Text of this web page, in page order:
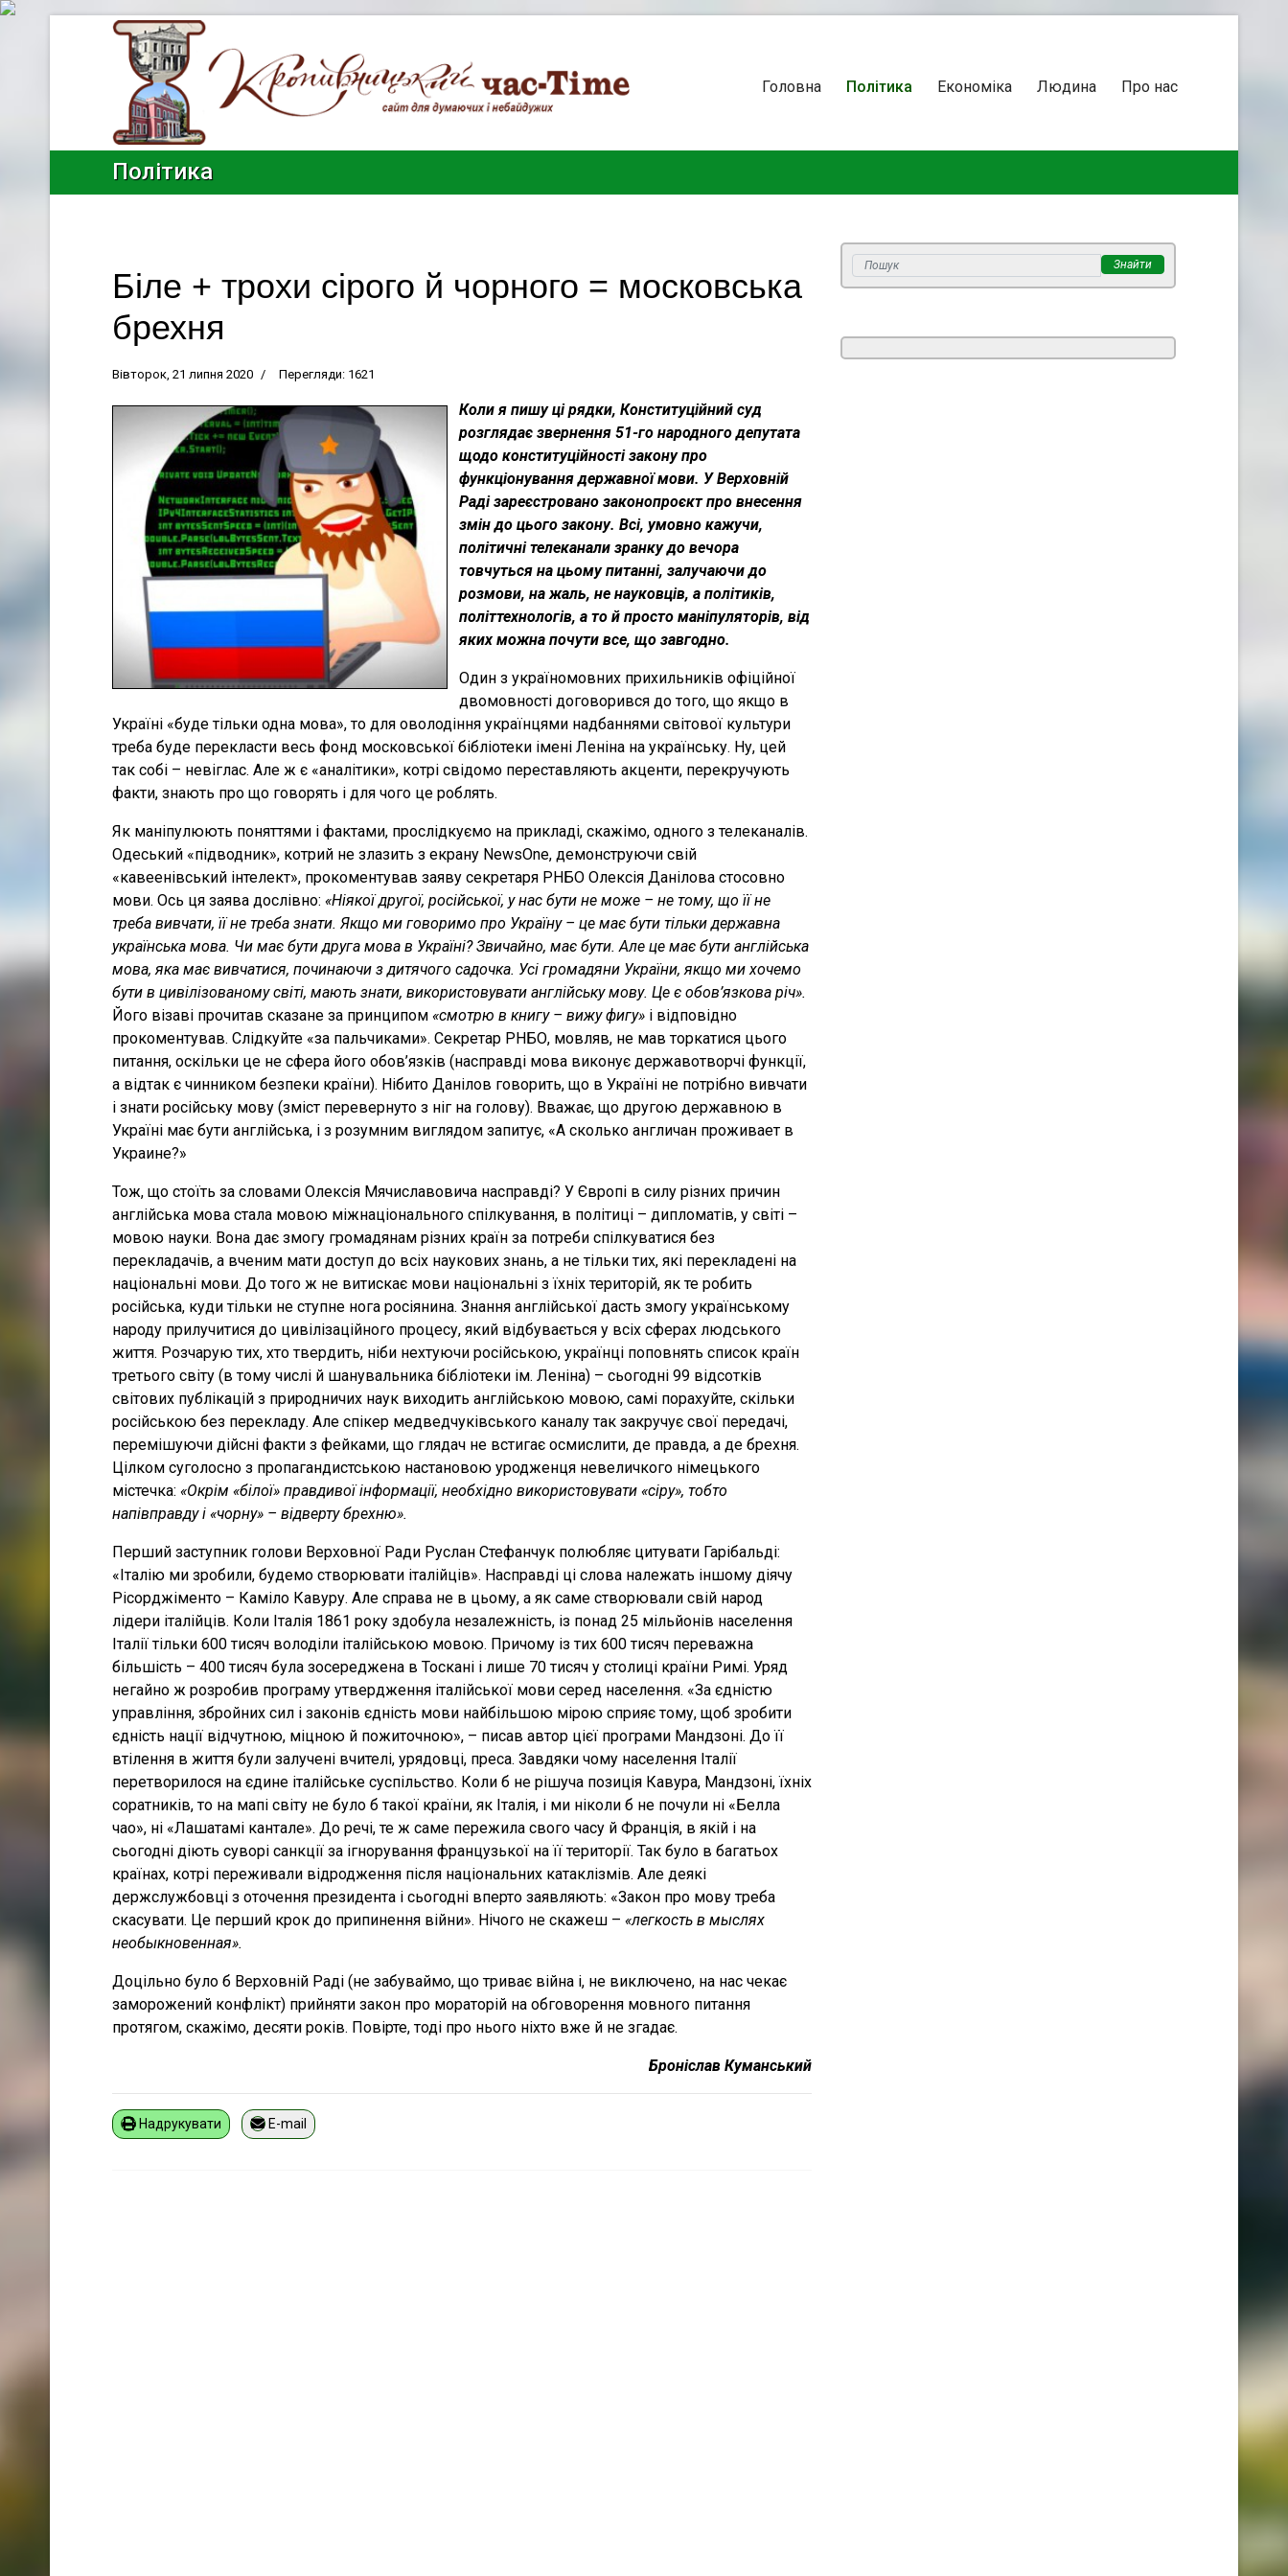
Головна Політика Економіка Людина Про нас
Політика
Біле + трохи сірого й чорного = московська
брехня
Вівторок, 21 липня 2020 Перегляди: 1621
Коли я пишу ці рядки, Конституційний суд
розглядає звернення 51-го народного депутата
щодо конституційності закону про
функціонування державної мови. У Верховній
Раді зареєстровано законопроєкт про внесення
змін до цього закону. Всі, умовно кажучи,
політичні телеканали зранку до вечора
товчуться на цьому питанні, залучаючи до
розмови, на жаль, не науковців, а політиків,
політтехнологів, а то й просто маніпуляторів, від
яких можна почути все, що завгодно.
Один з україномовних прихильників офіційної
двомовності договорився до того, що якщо в
Україні «буде тільки одна мова», то для оволодіння українцями надбаннями світової культури
треба буде перекласти весь фонд московської бібліотеки імені Леніна на українську. Ну, цей
так собі – невіглас. Але ж є «аналітики», котрі свідомо переставляють акценти, перекручують
факти, знають про що говорять і для чого це роблять.
Як маніпулюють поняттями і фактами, прослідкуємо на прикладі, скажімо, одного з телеканалів.
Одеський «підводник», котрий не злазить з екрану NewsOne, демонструючи свій
«кавеенівський інтелект», прокоментував заяву секретаря РНБО Олексія Данілова стосовно
мови. Ось ця заява дослівно: «Ніякої другої, російської, у нас бути не може – не тому, що її не
треба вивчати, її не треба знати. Якщо ми говоримо про Україну – це має бути тільки державна
українська мова. Чи має бути друга мова в Україні? Звичайно, має бути. Але це має бути англійська
мова, яка має вивчатися, починаючи з дитячого садочка. Усі громадяни України, якщо ми хочемо
бути в цивілізованому світі, мають знати, використовувати англійську мову. Це є обов’язкова річ».
Його візаві прочитав сказане за принципом «смотрю в книгу – вижу фигу» і відповідно
прокоментував. Слідкуйте «за пальчиками». Секретар РНБО, мовляв, не мав торкатися цього
питання, оскільки це не сфера його обов’язків (насправді мова виконує державотворчі функції,
а відтак є чинником безпеки країни). Нібито Данілов говорить, що в Україні не потрібно вивчати
і знати російську мову (зміст перевернуто з ніг на голову). Вважає, що другою державною в
Україні має бути англійська, і з розумним виглядом запитує, «А сколько англичан проживает в
Украине?»
Тож, що стоїть за словами Олексія Мячиславовича насправді? У Європі в силу різних причин
англійська мова стала мовою міжнаціонального спілкування, в політиці – дипломатів, у світі –
мовою науки. Вона дає змогу громадянам різних країн за потреби спілкуватися без
перекладачів, а вченим мати доступ до всіх наукових знань, а не тільки тих, які перекладені на
національні мови. До того ж не витискає мови національні з їхніх територій, як те робить
російська, куди тільки не ступне нога росіянина. Знання англійської дасть змогу українському
народу прилучитися до цивілізаційного процесу, який відбувається у всіх сферах людського
життя. Розчарую тих, хто твердить, ніби нехтуючи російською, українці поповнять список країн
третього світу (в тому числі й шанувальника бібліотеки ім. Леніна) – сьогодні 99 відсотків
світових публікацій з природничих наук виходить англійською мовою, самі порахуйте, скільки
російською без перекладу. Але спікер медведчуківського каналу так закручує свої передачі,
перемішуючи дійсні факти з фейками, що глядач не встигає осмислити, де правда, а де брехня.
Цілком суголосно з пропагандистською настановою уродженця невеличкого німецького
містечка: «Окрім «білої» правдивої інформації, необхідно використовувати «сіру», тобто
напівправду і «чорну» – відверту брехню».
Перший заступник голови Верховної Ради Руслан Стефанчук полюбляє цитувати Гарібальді:
«Італію ми зробили, будемо створювати італійців». Насправді ці слова належать іншому діячу
Рісорджіменто – Каміло Кавуру. Але справа не в цьому, а як саме створювали свій народ
лідери італійців. Коли Італія 1861 року здобула незалежність, із понад 25 мільйонів населення
Італії тільки 600 тисяч володіли італійською мовою. Причому із тих 600 тисяч переважна
більшість – 400 тисяч була зосереджена в Тоскані і лише 70 тисяч у столиці країни Римі. Уряд
негайно ж розробив програму утвердження італійської мови серед населення. «За єдністю
управління, збройних сил і законів єдність мови найбільшою мірою сприяє тому, щоб зробити
єдність нації відчутною, міцною й пожиточною», – писав автор цієї програми Мандзоні. До її
втілення в життя були залучені вчителі, урядовці, преса. Завдяки чому населення Італії
перетворилося на єдине італійське суспільство. Коли б не рішуча позиція Кавура, Мандзоні, їхніх
соратників, то на мапі світу не було б такої країни, як Італія, і ми ніколи б не почули ні «Белла
чао», ні «Лашатамі кантале». До речі, те ж саме пережила свого часу й Франція, в якій і на
сьогодні діють суворі санкції за ігнорування французької на її території. Так було в багатьох
країнах, котрі переживали відродження після національних катаклізмів. Але деякі
держслужбовці з оточення президента і сьогодні вперто заявляють: «Закон про мову треба
скасувати. Це перший крок до припинення війни». Нічого не скажеш – «легкость в мыслях
необыкновенная».
Доцільно було б Верховній Раді (не забуваймо, що триває війна і, не виключено, на нас чекає
заморожений конфлікт) прийняти закон про мораторій на обговорення мовного питання
протягом, скажімо, десяти років. Повірте, тоді про нього ніхто вже й не згадає.
Броніслав Куманський
Надрукувати E-mail
Знайти